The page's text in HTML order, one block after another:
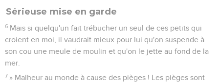
Sérieuse mise en garde
6 Mais si quelqu'un fait trébucher un seul de ces petits qui
croient en moi, il vaudrait mieux pour lui qu'on suspende à
son cou une meule de moulin et qu'on le jette au fond de la
mer.
7 » Malheur au monde à cause des pièges ! Les pièges sont